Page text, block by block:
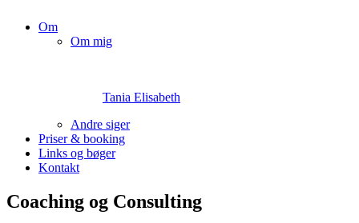
Om
Om mig
Tania Elisabeth
Andre siger
Priser & booking
Links og bøger
Kontakt
Coaching og Consulting